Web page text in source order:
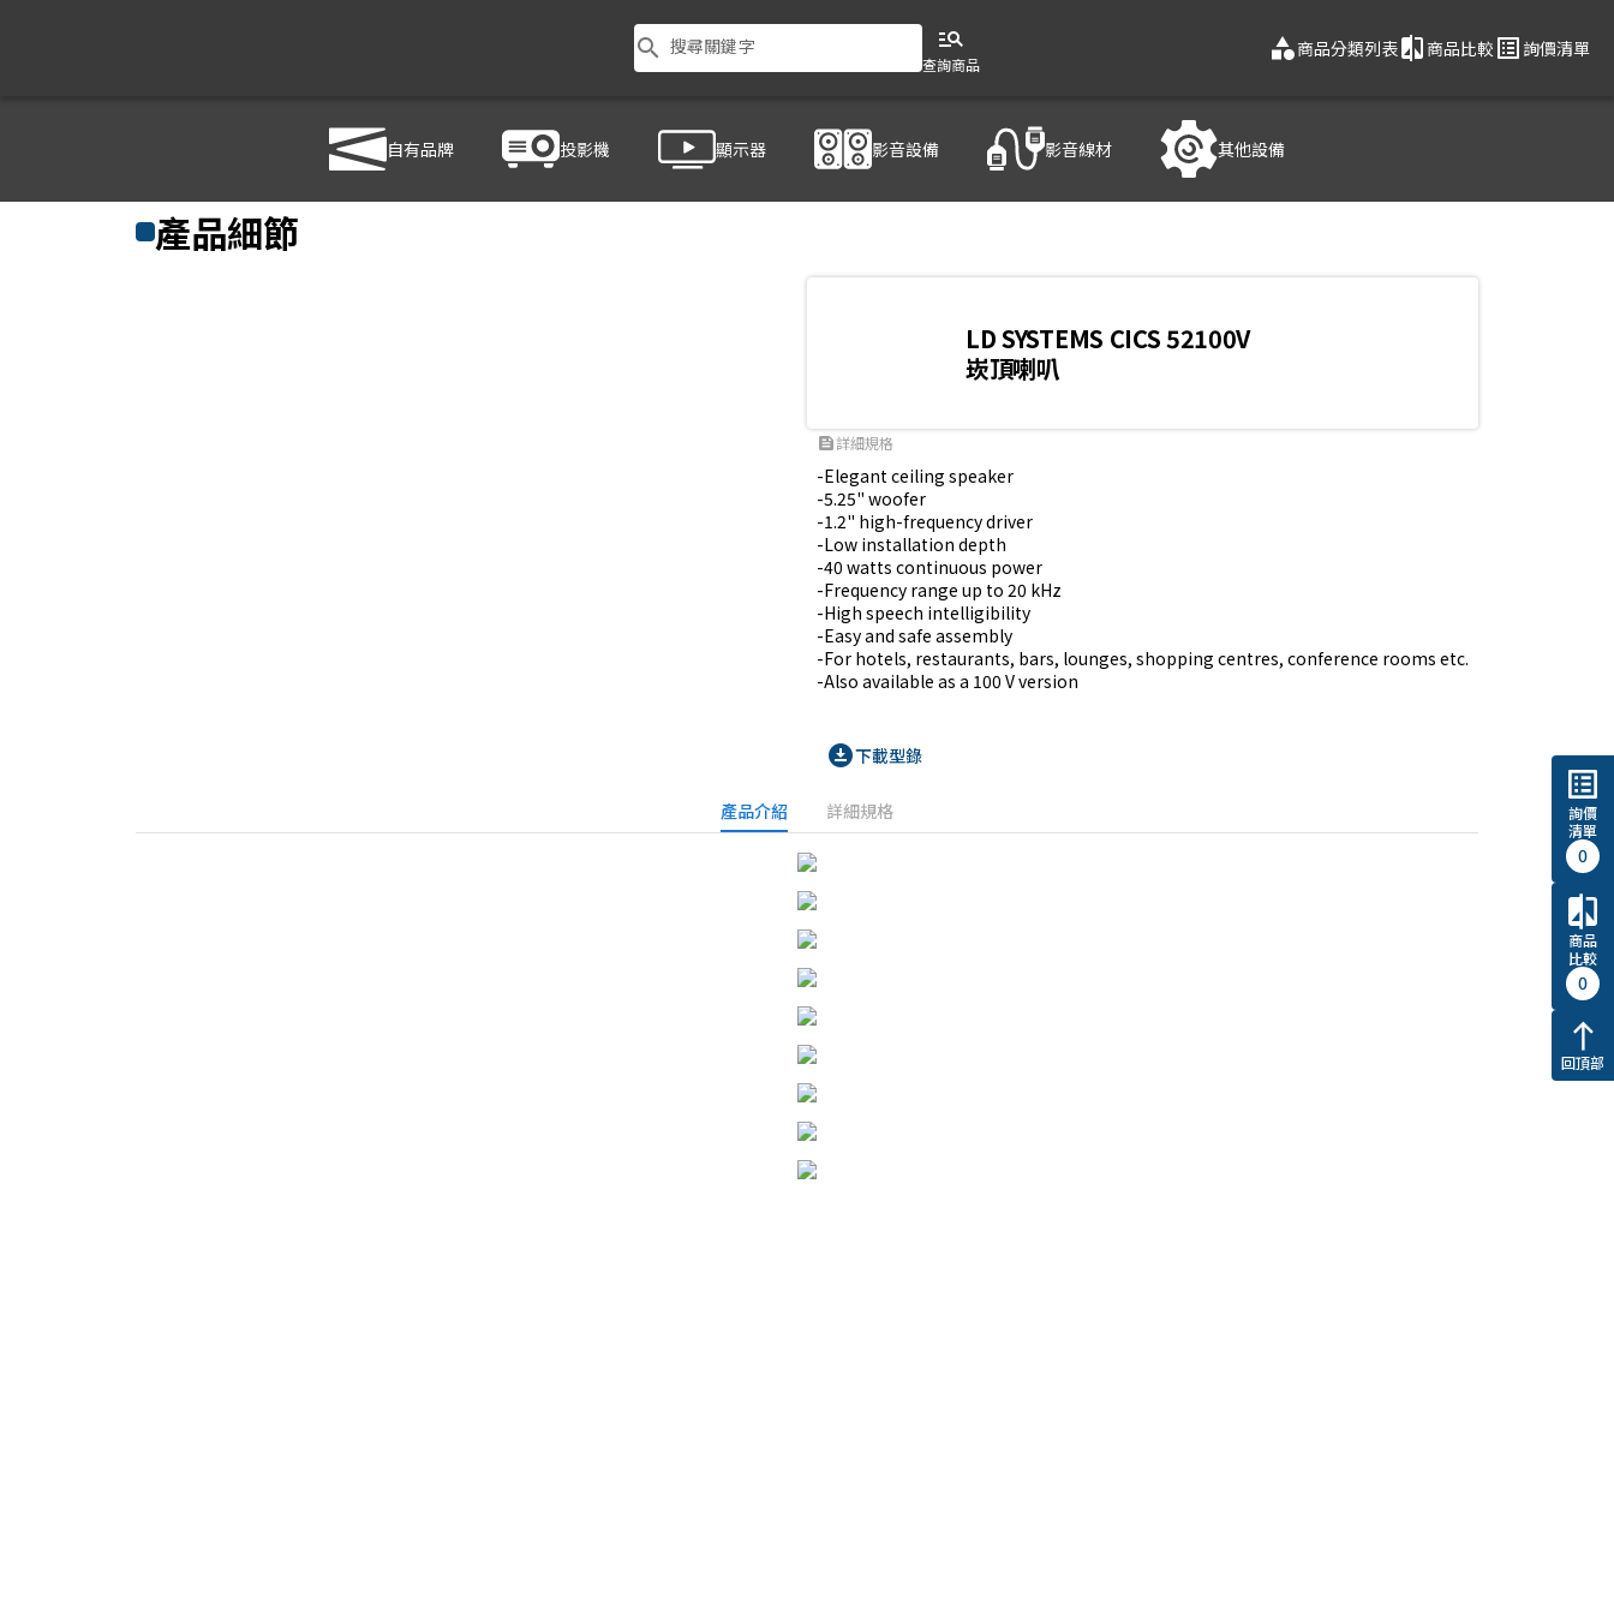
search 搜尋關鍵字 manage_search
查詢商品
category商品分類列表compare商品比較 list_alt 詢價清單
自有品牌 投影機 顯示器 影音設備 影音線材 其他設備
/ LD SYSTEMS CICS 52100V
產品細節
LD SYSTEMS CICS 52100V
崁頂喇叭
feed詳細規格
-Elegant ceiling speaker
-5.25" woofer
-1.2" high-frequency driver
-Low installation depth
-40 watts continuous power
-Frequency range up to 20 kHz
-High speech intelligibility
-Easy and safe assembly
-For hotels, restaurants, bars, lounges, shopping centres, conference rooms etc.
-Also available as a 100 V version
download_for_offline下載型錄
產品介紹 詳細規格
list_alt
詢價
清單
0
compare
商品
比較
0
north
回頂部